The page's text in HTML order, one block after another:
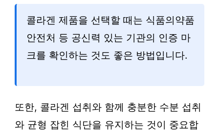
콜라겐 제품을 선택할 때는 식품의약품
안전처 등 공신력 있는 기관의 인증 마
크를 확인하는 것도 좋은 방법입니다.
또한, 콜라겐 섭취와 함께 충분한 수분 섭취
와 균형 잡힌 식단을 유지하는 것이 중요합